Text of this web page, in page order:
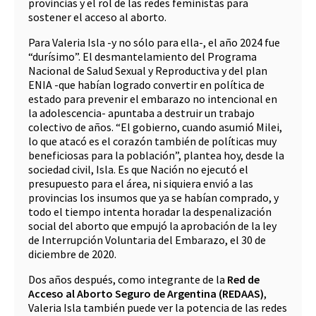
sostener el acceso al aborto.
Para Valeria Isla -y no sólo para ella-, el año 2024 fue
“durísimo”. El desmantelamiento del Programa
Nacional de Salud Sexual y Reproductiva y del plan
ENIA -que habían logrado convertir en política de
estado para prevenir el embarazo no intencional en
la adolescencia- apuntaba a destruir un trabajo
colectivo de años. “El gobierno, cuando asumió Milei,
lo que atacó es el corazón también de políticas muy
beneficiosas para la población”, plantea hoy, desde la
sociedad civil, Isla. Es que Nación no ejecutó el
presupuesto para el área, ni siquiera envió a las
provincias los insumos que ya se habían comprado, y
todo el tiempo intenta horadar la despenalización
social del aborto que empujó la aprobación de la ley
de Interrupción Voluntaria del Embarazo, el 30 de
diciembre de 2020.
Dos años después, como integrante de la Red de
Acceso al Aborto Seguro de Argentina (REDAAS),
Valeria Isla también puede ver la potencia de las redes